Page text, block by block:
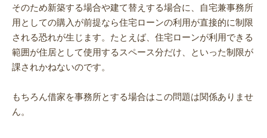
そのため新築する場合や建て替えする場合に、自宅兼事務所
用としての購入が前提なら住宅ローンの利用が直接的に制限
される恐れが生じます。たとえば、住宅ローンが利用できる
範囲が住居として使用するスペース分だけ、といった制限が
課されかねないのです。
もちろん借家を事務所とする場合はこの問題は関係ありませ
ん。